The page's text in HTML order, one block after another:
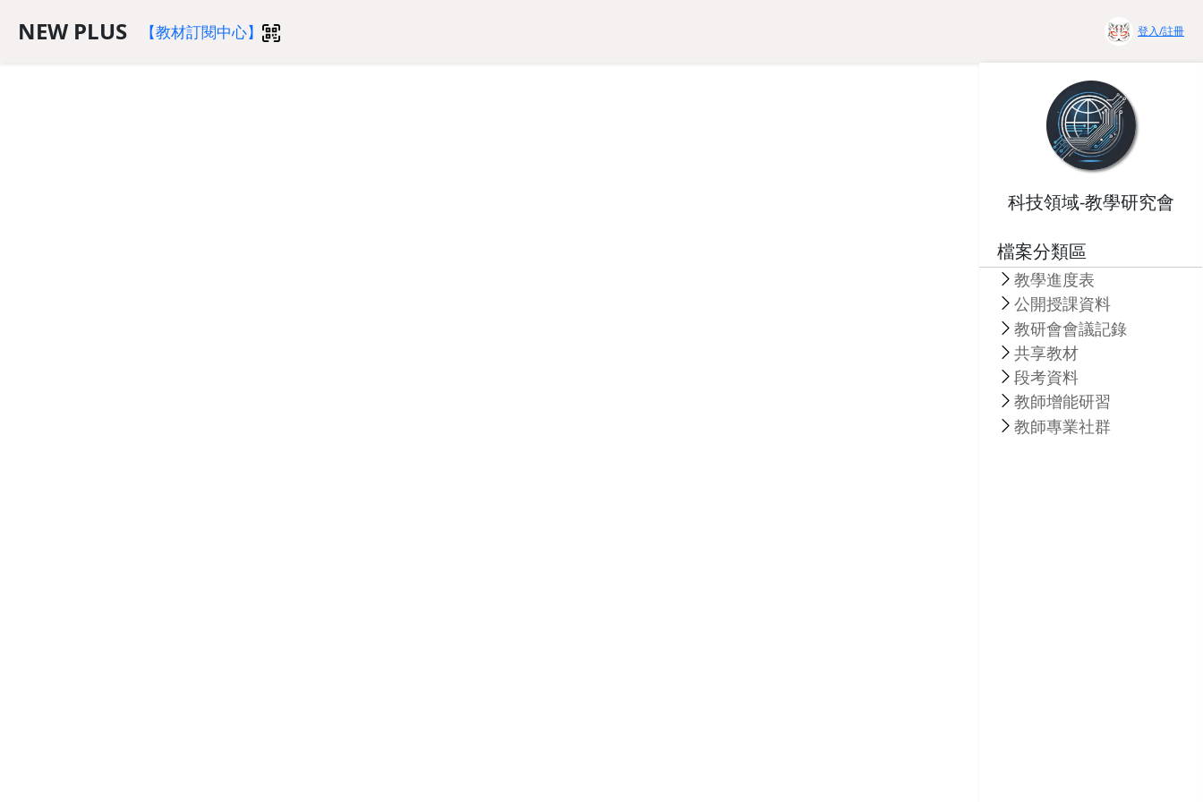
NEW PLUS 【教材訂閱中心】 登入/註冊
科技領域-教學研究會
檔案分類區
教學進度表
公開授課資料
教研會會議記錄
共享教材
段考資料
教師增能研習
教師專業社群